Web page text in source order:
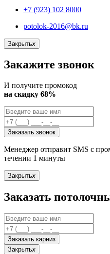
+7 (923) 102 8000
potolok-2016@bk.ru
Закрытьx
Закажите звонок
И получите промокод
на скидку 68%
Заказать звонок
Менеджер отправит SMS с
течении 1 минуты
Закрытьx
Заказать
Заказать карниз
Закрытьx